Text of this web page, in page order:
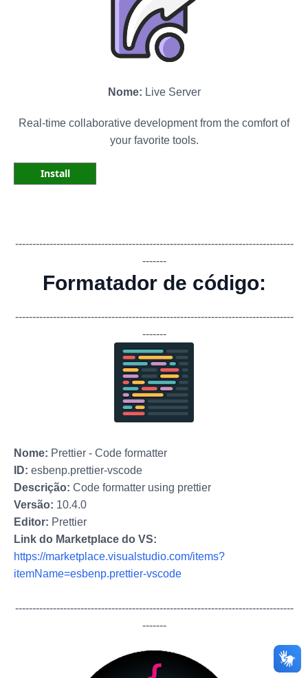
Nome: Live Server
Real-time collaborative development from the comfort of
your favorite tools.
Install
---------------------------------------------------------------------------------
-------
Formatador de código:
---------------------------------------------------------------------------------
-------
Nome: Prettier - Code formatter
ID: esbenp.prettier-vscode
Descrição: Code formatter using prettier
Versão: 10.4.0
Editor: Prettier
Link do Marketplace do VS:
https://marketplace.visualstudio.com/items?
itemName=esbenp.prettier-vscode
---------------------------------------------------------------------------------
-------